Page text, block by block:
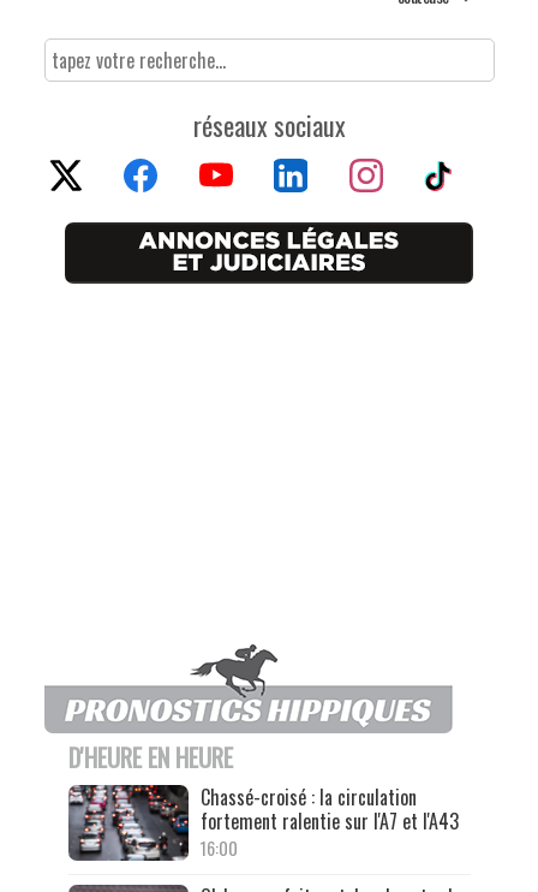
réseaux sociaux
D'HEURE EN HEURE
Chassé-croisé : la circulation
fortement ralentie sur l'A7 et l'A43
16:00